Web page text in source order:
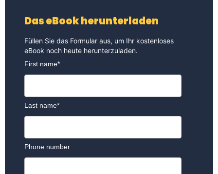
Das eBook herunterladen
Füllen Sie das Formular aus, um Ihr kostenloses
eBook noch heute herunterzuladen.
First name*
Last name*
Phone number